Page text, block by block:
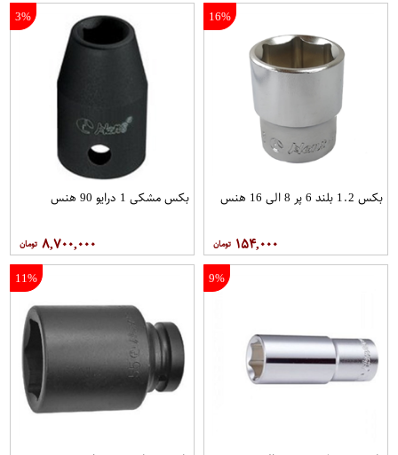
16%
بکس 1.2 بلند 6 پر 8 الی 16 هنس
۱۵۴,۰۰۰
3%
بکس مشکی 1 درایو 90 هنس
۸,۷۰۰,۰۰۰
9%
11%